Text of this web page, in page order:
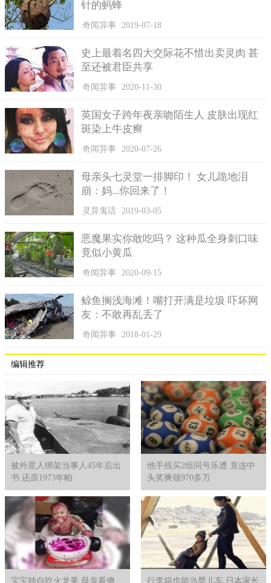
最重要的是子女多的话，等到父母年迈了以后，他们才能填
补空余的时间，轮流照看父母。当然了，凡事都有两面性，孩子
会出现人多反而帮倒忙的现象。比如父母患病卧床不起，子女担
心会被拖累，会找各种借口，推脱赡养的义务和责任。
网友们也纷纷发表了自己的观点：孩子生多，也许数量上占
成长和教育的优越氛围。
针的蚂蜂
奇闻异事 2019-07-18
史上最着名四大交际花不惜出卖灵肉 甚
至还被君臣共享
奇闻异事 2020-11-30
英国女子跨年夜亲吻陌生人 皮肤出现红
斑染上牛皮癣
奇闻异事 2020-07-26
母亲头七灵堂一排脚印！ 女儿跪地泪
崩：妈...你回来了！
灵异鬼话 2019-03-05
恶魔果实你敢吃吗？ 这种瓜全身刺口味
竟似小黄瓜
奇闻异事 2020-09-15
鲸鱼搁浅海滩！嘴打开满是垃圾 吓坏网
友：不敢再乱丢了
奇闻异事 2018-01-29
编辑推荐
被外星人绑架当事人45年后出
书 还原1973年帕
他手残买2组同号乐透 竟连中
头奖爽领970多万
宝宝独自吃火龙果 母亲看傻 行李箱也能当婴儿车 日本家长